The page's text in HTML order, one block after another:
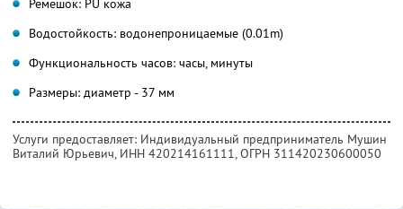
Ремешок: PU кожа
Водостойкость: водонепроницаемые (0.01m)
Функциональность часов: часы, минуты
Размеры: диаметр - 37 мм
Услуги предоставляет: Индивидуальный предприниматель Мушин
Виталий Юрьевич, ИНН 420214161111, ОГРН 311420230600050